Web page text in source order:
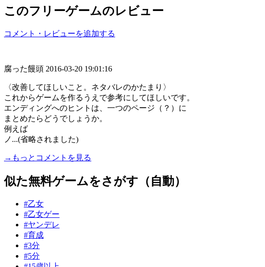
このフリーゲームのレビュー
コメント・レビューを追加する
腐った饅頭 2016-03-20 19:01:16
〈改善してほしいこと。ネタバレのかたまり〉
これからゲームを作るうえで参考にしてほしいです。
エンディングへのヒントは、一つのページ（？）に
まとめたらどうでしょうか。
例えば
ノ...(省略されました)
→もっとコメントを見る
似た無料ゲームをさがす（自動）
#乙女
#乙女ゲー
#ヤンデレ
#育成
#3分
#5分